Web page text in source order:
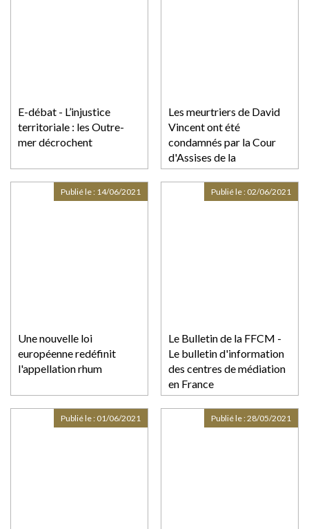
E-débat - L’injustice
territoriale : les Outre-
mer décrochent
Les meurtriers de David
Vincent ont été
condamnés par la Cour
d'Assises de la
Guadeloupe
Une nouvelle loi
européenne redéfinit
l'appellation rhum
Publié le : 14/06/2021
Le Bulletin de la FFCM -
Le bulletin d'information
des centres de médiation
en France
Publié le : 02/06/2021
Publié le : 01/06/2021 Publié le :28/05/2021